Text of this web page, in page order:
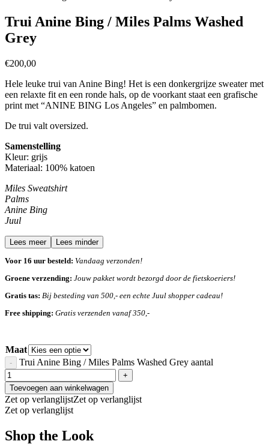
Trui Anine Bing / Miles Palms Washed
Grey
€200,00
Hele leuke trui van Anine Bing! Het is een donkergrijze sweater met
een relaxte fit en een ronde hals, op de voorkant staat een grafische
print met “ANINE BING Los Angeles” en palmbomen.
De trui valt oversized.
Samenstelling
Kleur: grijs
Materiaal: 100% katoen
Miles Sweatshirt
Palms
Anine Bing
Juul
Lees meer Lees minder
Voor 16 uur besteld: Vandaag verzonden!
Groene verzending: Jouw pakket wordt bezorgd door de fietskoeriers!
Gratis tas: Bij besteding van 500,- een echte Juul shopper cadeau!
Free shipping: Gratis verzenden vanaf 350,-
Maat
Trui Anine Bing / Miles Palms Washed Grey aantal
Toevoegen aan winkelwagen
Zet op verlanglijstZet op verlanglijst
Zet op verlanglijst
Shop the Look